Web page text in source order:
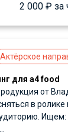
2 000 ₽ за
Актёрское
для а4 food
от
в ролике
Ищем: